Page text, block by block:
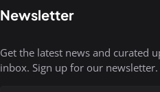
Newsletter
Get the latest news and curated
inbox. Sign up for our newsletter.